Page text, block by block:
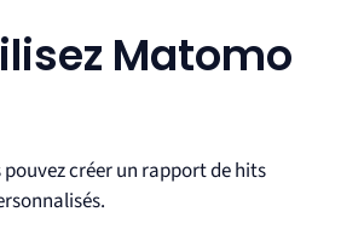
Matomo
créer un rapport de hits